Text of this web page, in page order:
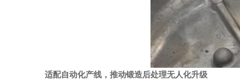
适配自动化产线，推动锻造后处理无人化升级